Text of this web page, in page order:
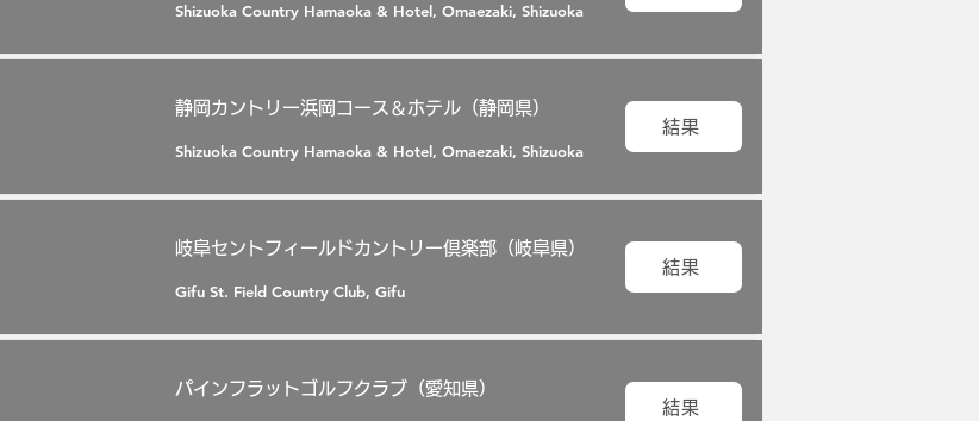
Shizuoka Country Hamaoka & Hotel, Omaezaki, Shizuoka
静岡カントリー浜岡コース＆ホテル（静岡県）
Shizuoka Country Hamaoka & Hotel, Omaezaki, Shizuoka
結果
岐阜セントフィールドカントリー倶楽部（岐阜県）
Gifu St. Field Country Club, Gifu
結果
パインフラットゴルフクラブ（愛知県）
結果